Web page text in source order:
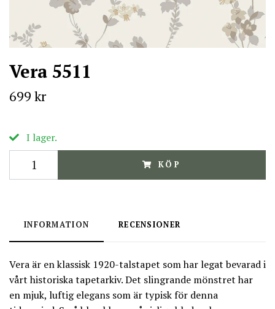
Vera 5511
699 kr
I lager.
KÖP
INFORMATION RECENSIONER
Vera är en klassisk 1920-talstapet som har legat bevarad i
vårt historiska tapetarkiv. Det slingrande mönstret har
en mjuk, luftig elegans som är typisk för denna